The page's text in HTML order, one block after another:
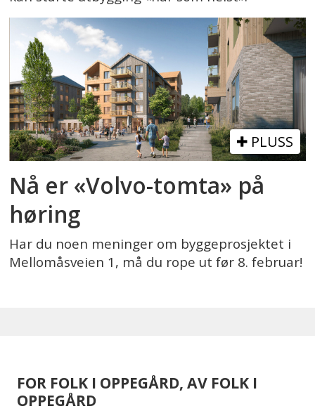
PLUSS
Nå er «Volvo-tomta» på
høring
Har du noen meninger om byggeprosjektet i
Mellomåsveien 1, må du rope ut før 8. februar!
FOR FOLK I OPPEGÅRD, AV FOLK I
OPPEGÅRD